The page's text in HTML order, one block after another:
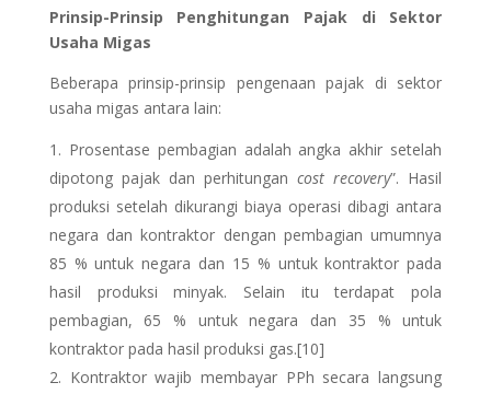
Prinsip-Prinsip Penghitungan Pajak di Sektor
Usaha Migas
Beberapa prinsip-prinsip pengenaan pajak di sektor
usaha migas antara lain:
Prosentase pembagian adalah angka akhir setelah
dipotong pajak dan perhitungancost recovery”. Hasil
produksi setelah dikurangi biaya operasi dibagi antara
negara dan kontraktor dengan pembagian umumnya
85 % untuk negara dan 15 % untuk kontraktor pada
hasil produksi minyak. Selain itu terdapat pola
pembagian, 65 % untuk negara dan 35 % untuk
kontraktor pada hasil produksi gas.[10]
Kontraktor wajib membayar PPh secara langsung